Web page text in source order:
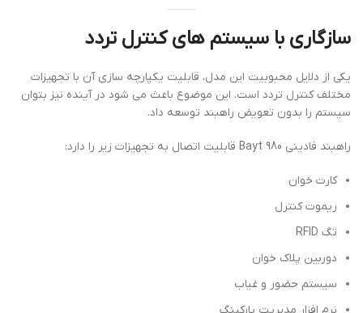
سازگاری با سیستم های کنترل تردد
یکی از دلایل محبوبیت این مدل، قابلیت یکپارچه سازی آن با تجهیزات
مختلف کنترل تردد است. این موضوع باعث می شود در آینده نیز بتوان
سیستم را بدون تعویض راهبند توسعه داد.
راهبند فادینی Bayt 980 قابلیت اتصال به تجهیزات زیر را دارد:
کارت خوان
ریموت کنترل
تگ RFID
دوربین پلاک خوان
سیستم حضور و غیاب
نرم افزار مدیریت پارکینگ